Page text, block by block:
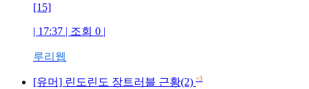
[15]
| 17:37 | 조회 0 |
루리웹
[유머] 린도린도 장트러블 근황(2) +3